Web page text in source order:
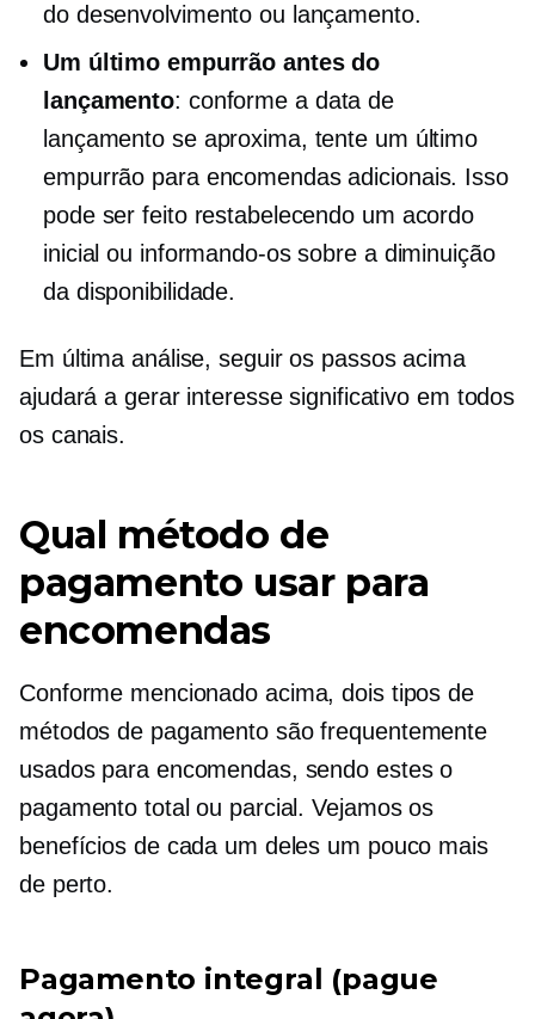
do desenvolvimento ou lançamento.
Um último empurrão antes do
lançamento: conforme a data de
lançamento se aproxima, tente um último
empurrão para encomendas adicionais. Isso
pode ser feito restabelecendo um acordo
inicial ou informando-os sobre a diminuição
da disponibilidade.
Em última análise, seguir os passos acima
ajudará a gerar interesse significativo em todos
os canais.
Qual método de
pagamento usar para
encomendas
Conforme mencionado acima, dois tipos de
métodos de pagamento são frequentemente
usados ​​para encomendas, sendo estes o
pagamento total ou parcial. Vejamos os
benefícios de cada um deles um pouco mais
de perto.
Pagamento integral (pague